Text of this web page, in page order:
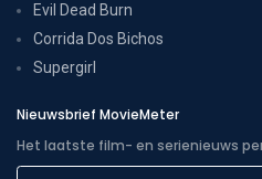
Evil Dead Burn
Corrida Dos Bichos
Supergirl
Nieuwsbrief MovieMeter
Het laatste film- en serienieuws